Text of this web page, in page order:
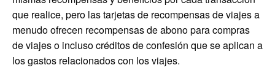
que realice, pero las tarjetas de recompensas de viajes a
menudo ofrecen recompensas de abono para compras
de viajes o incluso créditos de confesión que se aplican a
los gastos relacionados con los viajes.